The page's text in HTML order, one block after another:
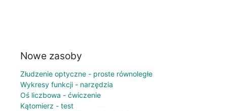
Nowe zasoby
Złudzenie optyczne - proste równoległe
Wykresy funkcji - narzędzia
Oś liczbowa - ćwiczenie
Kątomierz - test